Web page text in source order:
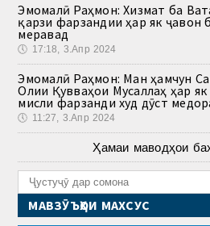
Эмомалӣ Раҳмон: Хизмат ба
қарзи фарзандии ҳар як ҷавон
меравад
🕔 17:18, 3.Апр 2024
Эмомалӣ Раҳмон: Ман ҳамчун
Олии Қувваҳои Мусаллаҳ ҳар
мисли фарзанди худ дӯст
🕔 11:27, 3.Апр 2024
Ҳамаи маводҳои
МАВЗӮЪҲОИ МАХСУС